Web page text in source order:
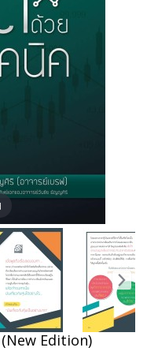
Edition)